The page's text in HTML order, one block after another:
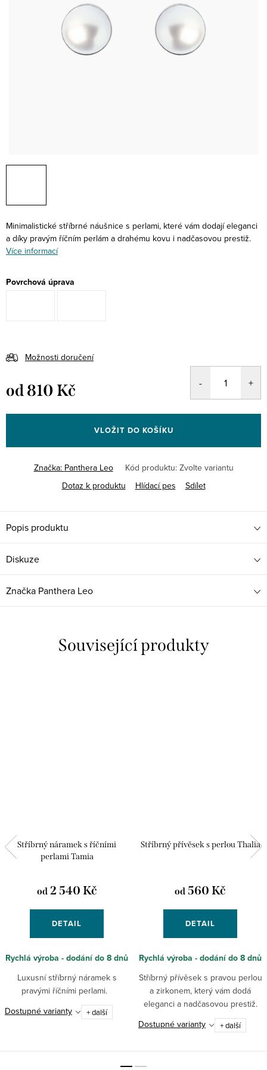
Minimalistické stříbrné náušnice s perlami, které vám dodají eleganci
a díky pravým říčním perlám a drahému kovu i nadčasovou prestiž.
Více informací
Povrchová úprava
Možnosti doručení
od810 Kč
cena:
VLOŽIT DO KOŠÍKU
Značka: Panthera Leo Kód produktu: Zvolte variantu
Dotaz k produktu
Hlídací pes Sdílet
Popis produktu
Diskuze
Značka Panthera Leo
Související produkty
Stříbrný náramek s říčními
perlami Tamia
od 2 540 Kč
DETAIL
Rychlá výroba - dodání do 8 dnů
Luxusní stříbrný náramek s
pravými říčními perlami.
Dostupné varianty
+ další
Stříbrný přívěsek s perlou Thalia
od 560 Kč
DETAIL
Rychlá výroba - dodání do 8 dnů
Stříbrný přívěsek s pravou perlou
a zirkonem, který vám dodá
eleganci a nadčasovou prestiž.
Dostupné varianty
+ další